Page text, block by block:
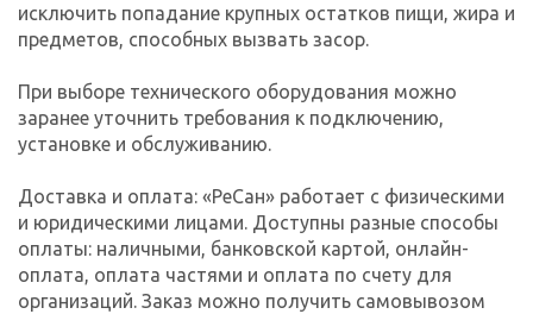
исключить попадание крупных остатков пищи, жира и
предметов, способных вызвать засор.
При выборе технического оборудования можно
заранее уточнить требования к подключению,
установке и обслуживанию.
Доставка и оплата: «РеСан» работает с физическими
и юридическими лицами. Доступны разные способы
оплаты: наличными, банковской картой, онлайн-
оплата, оплата частями и оплата по счету для
организаций. Заказ можно получить самовывозом